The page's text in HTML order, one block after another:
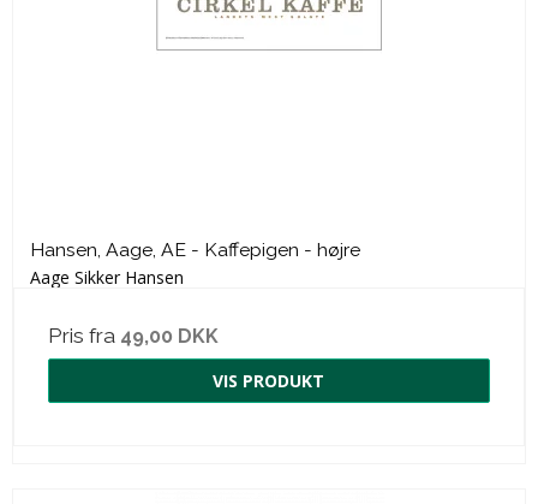
Hansen, Aage, AE - Kaffepigen - højre
Aage Sikker Hansen
Pris fra 49,00 DKK
VIS PRODUKT